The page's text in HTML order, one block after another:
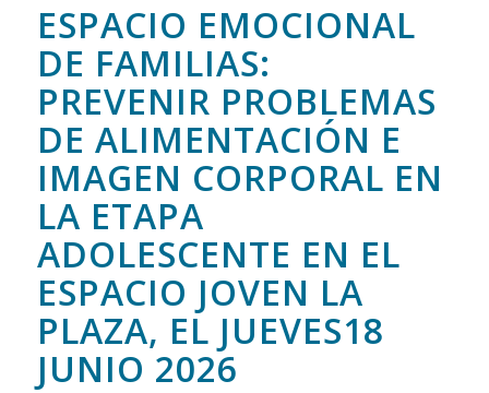
ESPACIO EMOCIONAL
DE FAMILIAS:
PREVENIR PROBLEMAS
DE ALIMENTACIÓN E
IMAGEN CORPORAL EN
LA ETAPA
ADOLESCENTE EN EL
ESPACIO JOVEN LA
PLAZA, EL JUEVES18
JUNIO 2026